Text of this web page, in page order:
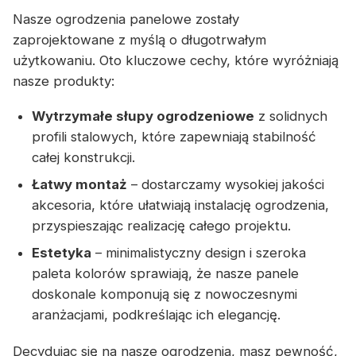
Nasze ogrodzenia panelowe zostały
zaprojektowane z myślą o długotrwałym
użytkowaniu. Oto kluczowe cechy, które wyróżniają
nasze produkty:
Wytrzymałe słupy ogrodzeniowe z solidnych
profili stalowych, które zapewniają stabilność
całej konstrukcji.
Łatwy montaż – dostarczamy wysokiej jakości
akcesoria, które ułatwiają instalację ogrodzenia,
przyspieszając realizację całego projektu.
Estetyka – minimalistyczny design i szeroka
paleta kolorów sprawiają, że nasze panele
doskonale komponują się z nowoczesnymi
aranżacjami, podkreślając ich elegancję.
Decydując się na nasze ogrodzenia, masz pewność,